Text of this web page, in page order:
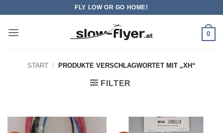
springen
FLY LOW OR GO HOME!
0
START / PRODUKTE VERSCHLAGWORTET MIT „XH“
FILTER